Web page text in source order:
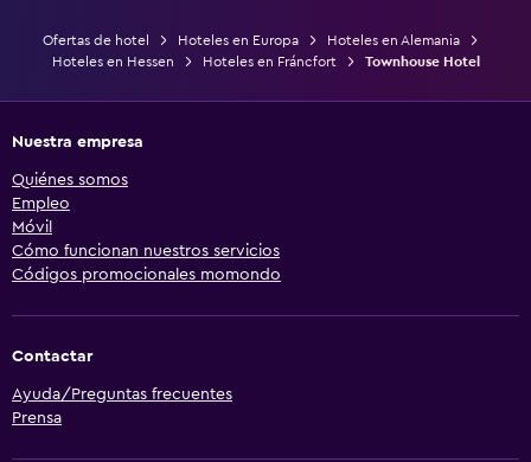
Ofertas de hotel Hoteles en Europa
Hoteles en Alemania
Hoteles en Hessen
Hoteles en Fráncfort Townhouse Hotel
Nuestra empresa
Quiénes somos
Empleo
Móvil
Cómo funcionan nuestros servicios
Códigos promocionales momondo
Contactar
Ayuda/Preguntas frecuentes
Prensa